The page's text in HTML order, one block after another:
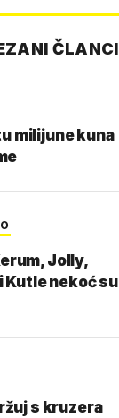
ČLANCI
milijune kuna
Jolly,
Kutle nekoć su
s kruzera